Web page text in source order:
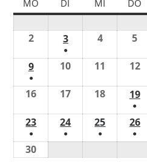
MO DI MI DO
2
3
●
4 5
9
●
10 11 12
16 17 18 19
●
23
●
24
●
25
●
26
●
30